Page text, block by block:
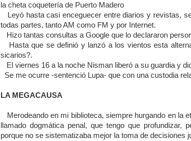
la cheta coquetería de Puerto Madero
Leyó hasta casi enceguecer entre diarios y revistas,
todas partes, tanto AM como FM y por Internet.
Hizo tantas consultas a Google que lo declararon
Hasta que se definió y lanzó a los vientos esta
sicarios?.
El viernes 16 a la noche Nisman liberó a su guardia y
Se me ocurre -sentenció Lupa- que con una custodia
LA MEGACAUSA
Merodeando en mi biblioteca, siempre hurgando en la
llamado dogmática penal, que tengo que
porque no se sistematizaba mejor la toma de decisiones